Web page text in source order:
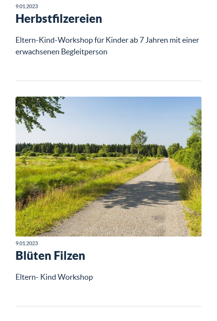
9.01.2023
Herbstfilzereien
Eltern-Kind-Workshop für Kinder ab 7 Jahren mit einer
erwachsenen Begleitperson
9.01.2023
Blüten Filzen
Eltern- Kind Workshop